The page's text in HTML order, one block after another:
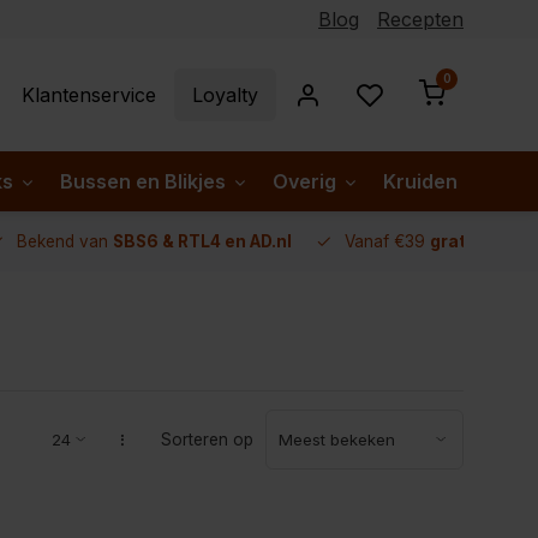
Blog Recepten
Klantenservice Loyalty
0
Bussen en Blikjes Overig Kruiden per
Bekend van SBS6 & RTL4 en AD.nl Vanaf €39 gratis
Sorteren op